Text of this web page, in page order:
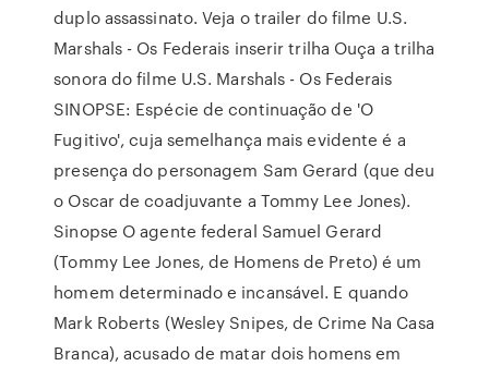
duplo assassinato. Veja o trailer do filme U.S.
Marshals - Os Federais inserir trilha Ouça a trilha
sonora do filme U.S. Marshals - Os Federais
SINOPSE: Espécie de continuação de 'O
Fugitivo', cuja semelhança mais evidente é a
presença do personagem Sam Gerard (que deu
o Oscar de coadjuvante a Tommy Lee Jones).
Sinopse O agente federal Samuel Gerard
(Tommy Lee Jones, de Homens de Preto) é um
homem determinado e incansável. E quando
Mark Roberts (Wesley Snipes, de Crime Na Casa
Branca), acusado de matar dois homens em